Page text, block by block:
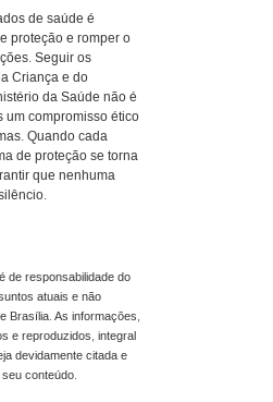
de saúde é
proteção e romper o
Seguir os
Criança e do
da Saúde não é
um compromisso ético
Quando cada
de proteção se torna
que nenhuma
de responsabilidade do
atuais e não
Brasília. As informações,
e reproduzidos, integral
devidamente citada e
conteúdo.